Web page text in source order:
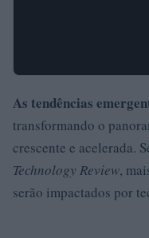
As tendências
transformando o
crescente e acelerada.
Technology Review,
serão impactados por